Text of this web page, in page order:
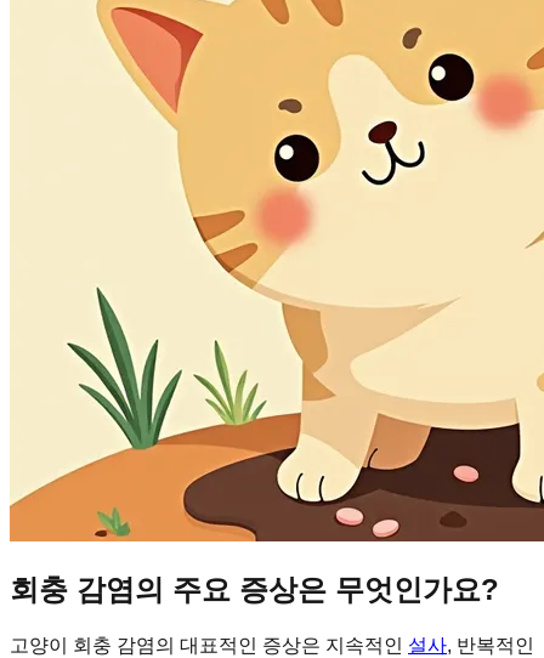
회충 감염의 주요 증상은 무엇인가요?
고양이 회충 감염의 대표적인 증상은 지속적인 설사, 반복적인